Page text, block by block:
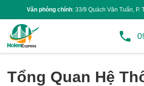
Văn phòng chính: 33/9 Quách Văn Tuấn, P.
Tổng Quan Hệ